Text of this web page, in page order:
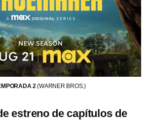
2(WARNER BROS.)
estreno de capítulos de